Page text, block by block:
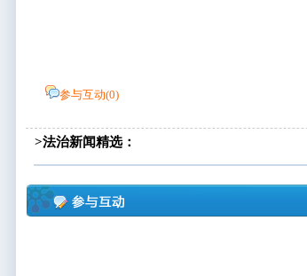
参与互动(0)
>法治新闻精选：